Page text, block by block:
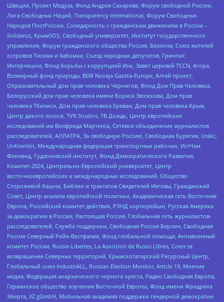
Швеции, Проект Медуза, Фонд Андрея Сахарова, Форум свободной России,
Лига Свободных Наций, Transparеncy International, Форум Свободных
Народов ПостРоссии, Солидарность с гражданским движением в России –
Solidarus, КрымSOS, Свободный университет, Институт государственного
управления, Форум гражданского общества Россия, Беллона, Союз жителей
островов Тисима и Хабомаи, Съезд народных депутатов, Гринпис
Интернешнл, Фонд борьбы с коррупцией Инк, Завет церквей TCCN, Агора,
Всемирный фонд природы, BDR Novaja Gazeta-Europe, Алтай проект,
Образовательный дом прав человека Чернигов, Фонд Дом Прав Человека,
Белорусский дом прав человека имени Бориса Звозскова, Дом прав
человека Тбилиси, Дом прав человека Ереван, Дом прав человека Крым,
Центр дикого лосося, TVR Studios, ТВ Дождь, Центр европейских
исследований им Вилфрида Мартенса, Сетевое объединение журналистов
расследователей, АЛЛАТРА, За свободную Россию, Свободная Бурятия, Uralic,
UnKremlin, Международная федерация транспортных рабочих, ИстЧам
Финланд, Гудзоновский институт, Фонд Демократического Развития,
Комитет-2024, Центрально-Европейский университет, Центр
восточноевропейских и международных исследований, Общество
Сторожевой башни, Библии и трактатов Свидетелей Иеговы, Гражданский
Совет, Центр анализа европейской политики, Академическая сеть Восточная
Европа, Российский комитет действия, РЭНД корпорейшн, Русская Америка
за демократию в России, Настоящая Россия, Глобальная сеть журналистов-
расследователей, Служба поддержки, Свободная Россия Берлин, Свободная
Россия Северный Рейн-Вестфалия, Фонд глобальной помощи, Антивоенный
комитет России, Russie-Libertes, La Asocicion de Rusos Libres, Союз за
возвращение Северных территорий, Крымскотатарский Ресурсный Центр,
Глобальный союз IndustriALL, Russian Election Monitor, Article 19, Мнение
медиа, Федерация анархического черного креста, Радио Свободная Европа,
Германское общество изучения Восточной Европы, Фонд имени Фридриха
Эберта, XZ gGmbH, Мобильная академия поддержки гендерной демократии